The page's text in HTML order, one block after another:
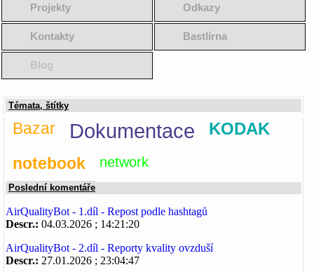
Projekty Odkazy
Kontakty Bastlírna
Blog
Témata, štítky
Bazar Dokumentace KODAK
notebook network
Poslední komentáře
AirQualityBot - 1.díl - Repost podle hashtagů
Descr.: 04.03.2026 ; 14:21:20
AirQualityBot - 2.díl - Reporty kvality ovzduší
Descr.: 27.01.2026 ; 23:04:47